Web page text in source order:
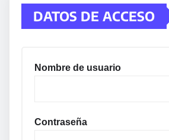
DATOS DE ACCESO
Nombre de usuario
Contraseña